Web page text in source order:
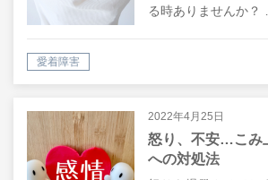
る時ありませんか？
愛着障害
2022年4月25日
怒り、不安…こみ
への対処法